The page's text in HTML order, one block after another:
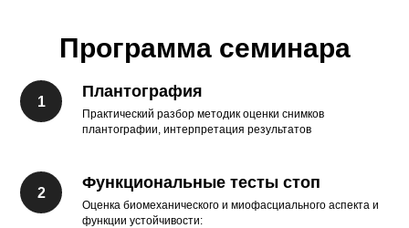
Программа семинара
Плантография
Практический разбор методик оценки снимков
плантографии, интерпретация результатов
Функциональные тесты стоп
Оценка биомеханического и миофасциального аспекта и
функции устойчивости: